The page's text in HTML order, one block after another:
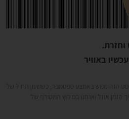
הזה ממש באמצע ספטמבר, כששעון החול של
הזמן אוזל ואנחנו במירוץ המטורף של